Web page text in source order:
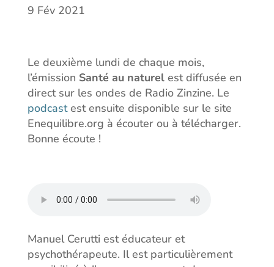
9 Fév 2021
Le deuxième lundi de chaque mois,
l’émission Santé au naturelest diffusée en
direct sur les ondes de Radio Zinzine. Le
podcastest ensuite disponible sur le site
Enequilibre.org à écouter ou à télécharger.
Bonne écoute !
Manuel Cerutti est éducateur et
psychothérapeute. Il est particulièrement